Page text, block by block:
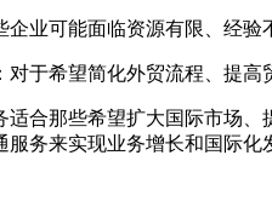
可能面临资源有限、经验
希望简化外贸流程、提高
那些希望扩大国际市场、
服务来实现业务增长和国际化